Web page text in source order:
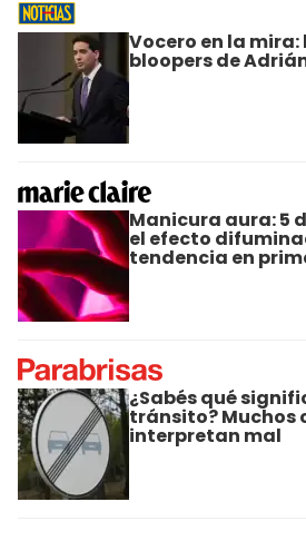
Vocero en la
bloopers de
Manicura aura: 5
el efecto
tendencia en
¿Sabés qué
tránsito? Muchos
interpretan mal